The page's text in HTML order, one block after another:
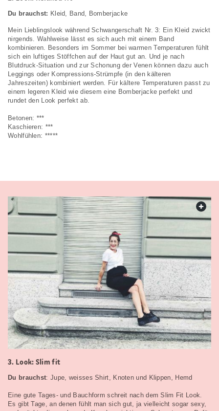
Du brauchst: Kleid, Band, Bomberjacke
Mein Lieblingslook während Schwangerschaft Nr. 3: Ein Kleid zwickt
nirgends. Wahlweise lässt es sich auch mit einem Band
kombinieren. Besonders im Sommer bei warmen Temperaturen fühlt
sich ein luftiges Stöffchen auf der Haut gut an. Und je nach
Blutdruck-Situation und zur Schonung der Venen können dazu auch
Leggings oder Kompressions-Strümpfe (in den kälteren
Jahreszeiten) kombiniert werden. Für kältere Temperaturen passt zu
einem legeren Kleid wie diesem eine Bomberjacke perfekt und
rundet den Look perfekt ab.
Betonen: ***
Kaschieren: ***
Wohlfühlen: *****
3. Look: Slim fit
Du brauchst: Jupe, weisses Shirt, Knoten und Klippen, Hemd
Eine gute Tages- und Bauchform schreit nach dem Slim Fit Look.
Es gibt Tage, an denen fühlt man sich gut, ja vielleicht sogar sexy,